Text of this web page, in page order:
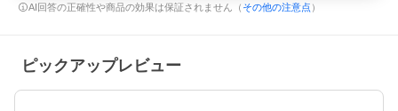
AI回答の正確性や商品の効果は保証されません（ その他の注意点 ）
ピックアップレビュー